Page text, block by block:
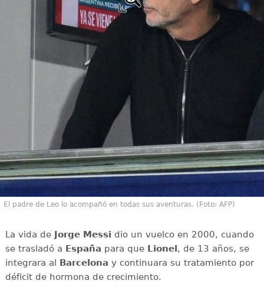
El padre de Leo lo acompañó en todas sus aventuras. (Foto: AFP)
La vida de Jorge Messi dio un vuelco en 2000, cuando
se trasladó a España para que Lionel, de 13 años, se
integrara al Barcelona y continuara su tratamiento por
déficit de hormona de crecimiento.